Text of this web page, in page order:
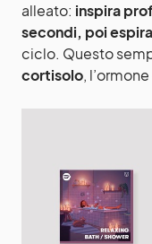
alleato: inspira
secondi, poi
ciclo. Questo
cortisolo,